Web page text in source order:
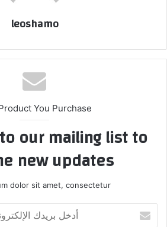
leoshamo
You Purchase
our mailing list to
new updates!
dolor sit amet, consectetur.
بريدك